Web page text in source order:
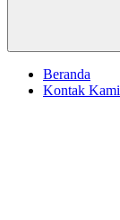
Beranda
Kontak Kami